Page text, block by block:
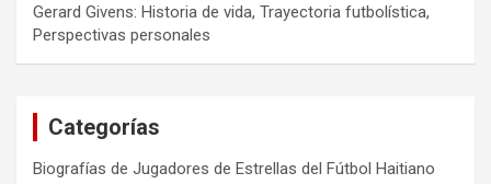
Gerard Givens: Historia de vida, Trayectoria futbolística,
Perspectivas personales
Categorías
Biografías de Jugadores de Estrellas del Fútbol Haitiano